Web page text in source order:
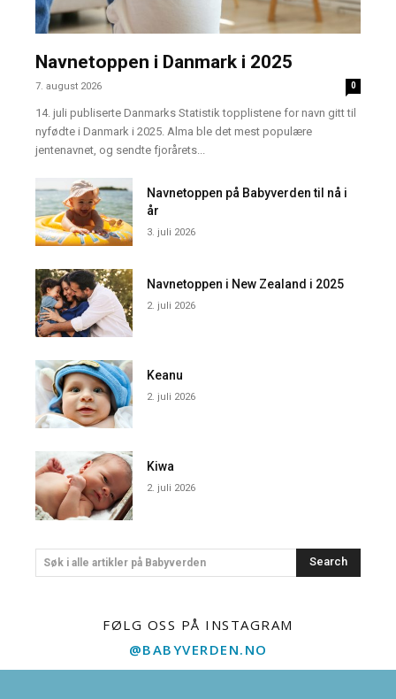
Navnetoppen i Danmark i 2025
7. august 2026 0
14. juli publiserte Danmarks Statistik topplistene for navn gitt til
nyfødte i Danmark i 2025. Alma ble det mest populære
jentenavnet, og sendte fjorårets...
Navnetoppen på Babyverden til nå i
år
3. juli 2026
Navnetoppen i New Zealand i 2025
2. juli 2026
Keanu
2. juli 2026
Kiwa
2. juli 2026
Søk i alle artikler på Babyverden Search
FØLG OSS PÅ INSTAGRAM
@BABYVERDEN.NO